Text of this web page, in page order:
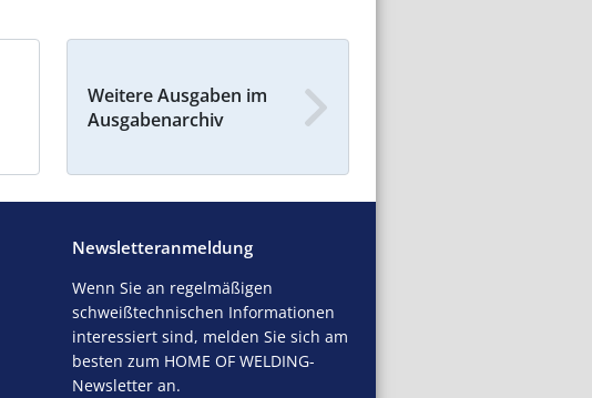
Weitere Ausgaben im
Ausgabenarchiv
Newsletteranmeldung
Wenn Sie an regelmäßigen
schweißtechnischen Informationen
interessiert sind, melden Sie sich am
besten zum HOME OF WELDING-
Newsletter an.